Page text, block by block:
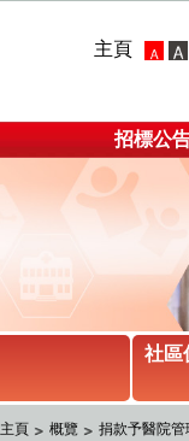
主頁
招標公
社區
主頁 概覽 捐款予醫院管